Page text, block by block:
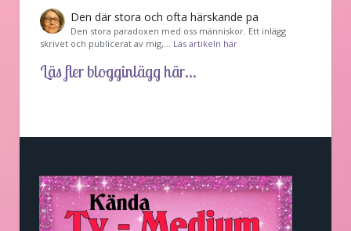
Den där stora och ofta härskande pa
Den stora paradoxen med oss människor. Ett inlägg
skrivet och publicerat av mig,… Läs artikeln här
Läs fler blogginlägg här...